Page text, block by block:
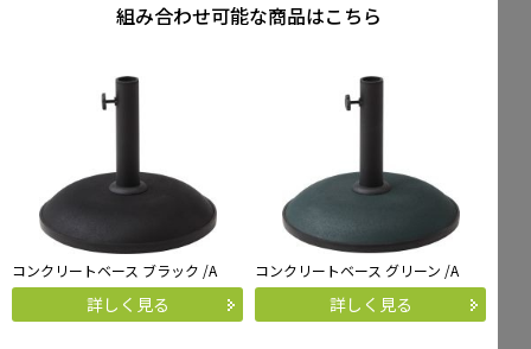
組み合わせ可能な商品はこちら
コンクリートベース ブラック /A
詳しく見る
コンクリートベース グリーン /A
詳しく見る